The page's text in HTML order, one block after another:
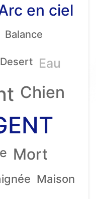
en ciel
Balance
Desert Eau
Chien
Mort
Maison